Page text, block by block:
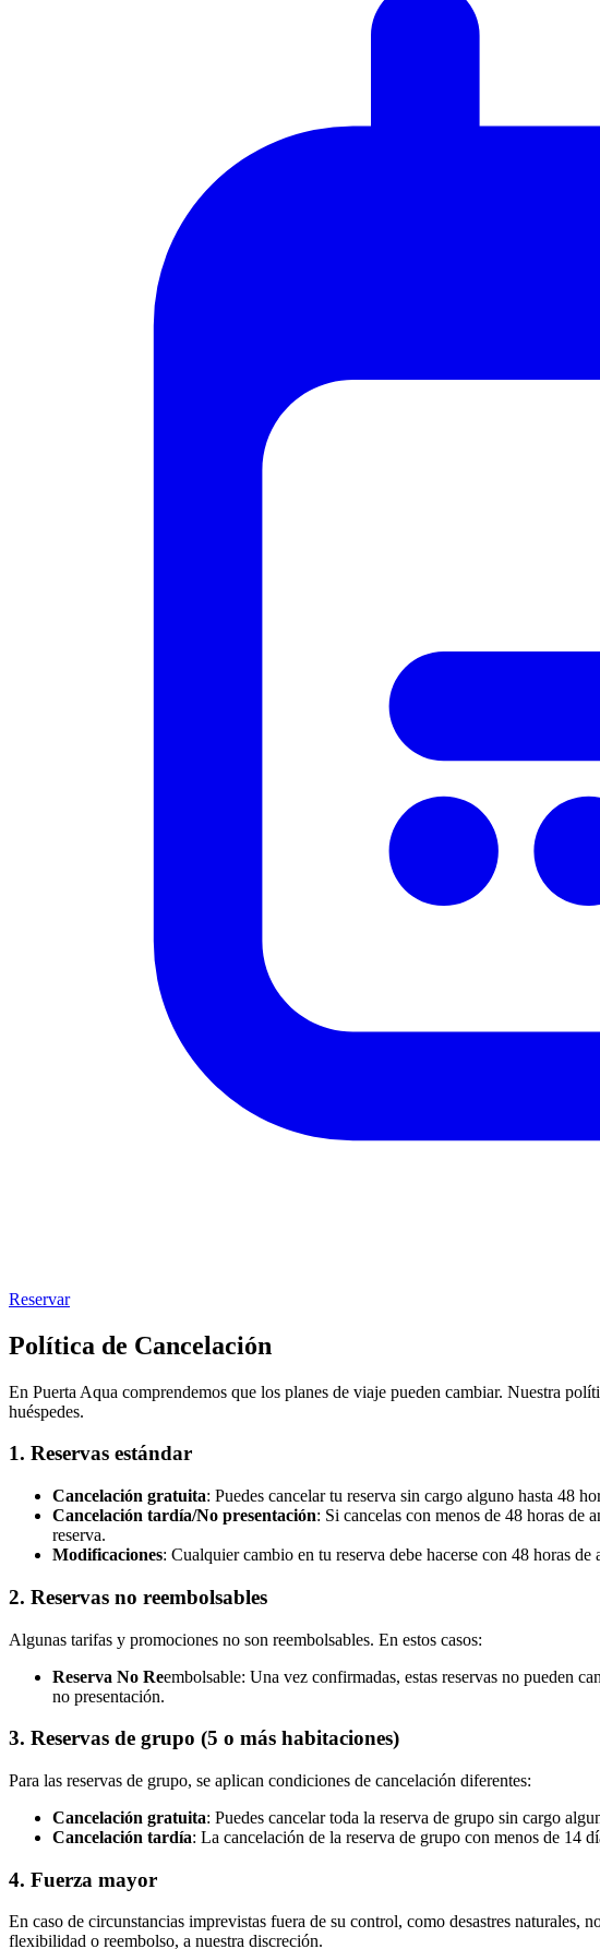
Reservar
Política de Cancelación
En Puerta Aqua comprendemos que los planes de viaje pueden cambiar. Nuestra
huéspedes.
1. Reservas estándar
Cancelación gratuita: Puedes cancelar tu reserva sin cargo alguno hasta 48
Cancelación tardía/No presentación: Si cancelas con menos de 48 horas de
reserva.
Modificaciones: Cualquier cambio en tu reserva debe hacerse con 48 horas
2. Reservas no reembolsables
Algunas tarifas y promociones no son reembolsables. En estos casos:
Reserva No Reembolsable: Una vez confirmadas, estas reservas no pueden
no presentación.
3. Reservas de grupo (5 o más habitaciones)
Para las reservas de grupo, se aplican condiciones de cancelación diferentes:
Cancelación gratuita: Puedes cancelar toda la reserva de grupo sin cargo
Cancelación tardía: La cancelación de la reserva de grupo con menos de 14
4. Fuerza mayor
En caso de circunstancias imprevistas fuera de su control, como desastres
flexibilidad o reembolso, a nuestra discreción.